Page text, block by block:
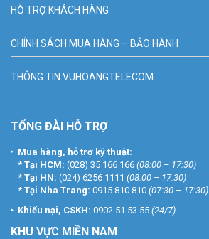
HỖ TRỢ KHÁCH HÀNG
CHÍNH SÁCH MUA HÀNG – BẢO HÀNH
THÔNG TIN VUHOANGTELECOM
TỔNG ĐÀI HỖ TRỢ
Mua hàng, hỗ trợ kỹ thuật:
* Tại HCM: (028) 35 166 166 (08:00 – 17:30)
* Tại HN: (024) 6256 1111 (08:00 – 17:30)
* Tại Nha Trang: 0915 810 810 (07:30 – 17:30)
Khiếu nại, CSKH: 0902 51 53 55 (24/7)
KHU VỰC MIỀN NAM